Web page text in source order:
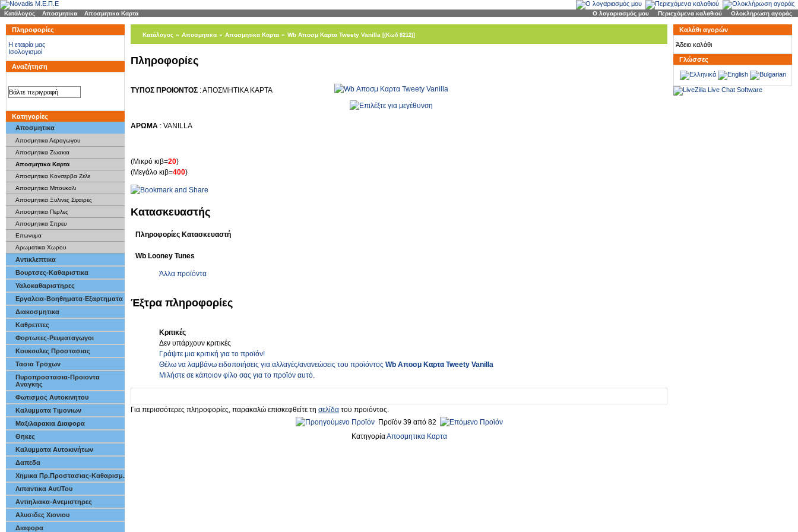
Κατάλογος Αποσμητικα Αποσμητικα Καρτα Ο λογαριασμός μου Περιεχόμενα καλαθιού Ολοκλήρωση αγοράς
Πληροφορίες
H εταιρία μας
Ισολογισμοί
Αναζήτηση
Κατηγορίες
Αποσμητικα
Αποσμητικα Αεραγωγου
Αποσμητικα Ζωακια
Αποσμητικα Καρτα
Αποσμητικα Κονσερβα Ζελε
Αποσμητικα Μπουκαλι
Αποσμητικα Ξυλινες Σφαιρες
Αποσμητικα Περλες
Αποσμητικα Σπρευ
Επωνυμα
Αρωματικα Χωρου
Αντικλεπτικα
Βουρτσες-Καθαριστικα
Υαλοκαθαριστηρες
Εργαλεια-Βοηθηματα-Εξαρτηματα
Διακοσμητικα
Καθρεπτες
Φορτωτες-Ρευματαγωγοι
Κουκουλες Προστασιας
Τασια Τροχων
Πυροπροστασια-Προιοντα
Αναγκης
Φωτισμος Αυτοκινητου
Καλυμματα Τιμονιων
Μαξιλαρακια Διαφορα
Θηκες
Καλυμματα Αυτοκινήτων
Δαπεδα
Χημικα Πρ.Προστασιας-Καθαρισμ.
Λιπαντικα Αυτ/Του
Αντιηλιακα-Ανεμιστηρες
Αλυσιδες Χιονιου
Διαφορα
Κατάλογος » Αποσμητικα » Αποσμητικα Καρτα » Wb Αποσμ Καρτα Tweety Vanilla [(Κωδ 8212)]
Πληροφορίες
ΤΥΠΟΣ ΠΡΟΙΟΝΤΟΣ : ΑΠΟΣΜΗΤΙΚΑ ΚΑΡΤΑ
ΑΡΩΜΑ : VANILLA
(Μικρό κιβ=20)
(Μεγάλο κιβ=400)
Κατασκευαστής
Πληροφορίες Κατασκευαστή
Wb Looney Tunes
Άλλα προϊόντα
Έξτρα πληροφορίες
Κριτικές
Δεν υπάρχουν κριτικές
Γράψτε μια κριτική για το προϊόν!
Θέλω να λαμβάνω ειδοποιήσεις για αλλαγές/ανανεώσεις του προϊόντος Wb Αποσμ Καρτα Tweety Vanilla
Μιλήστε σε κάποιον φίλο σας για το προϊόν αυτό.
Για περισσότερες πληροφορίες, παρακαλώ επισκεφθείτε τη σελίδα του προιόντος.
Προϊόν 39 από 82
ΚατηγορίαΑποσμητικα Καρτα
Καλάθι αγορών
Άδειο καλάθι
Γλώσσες